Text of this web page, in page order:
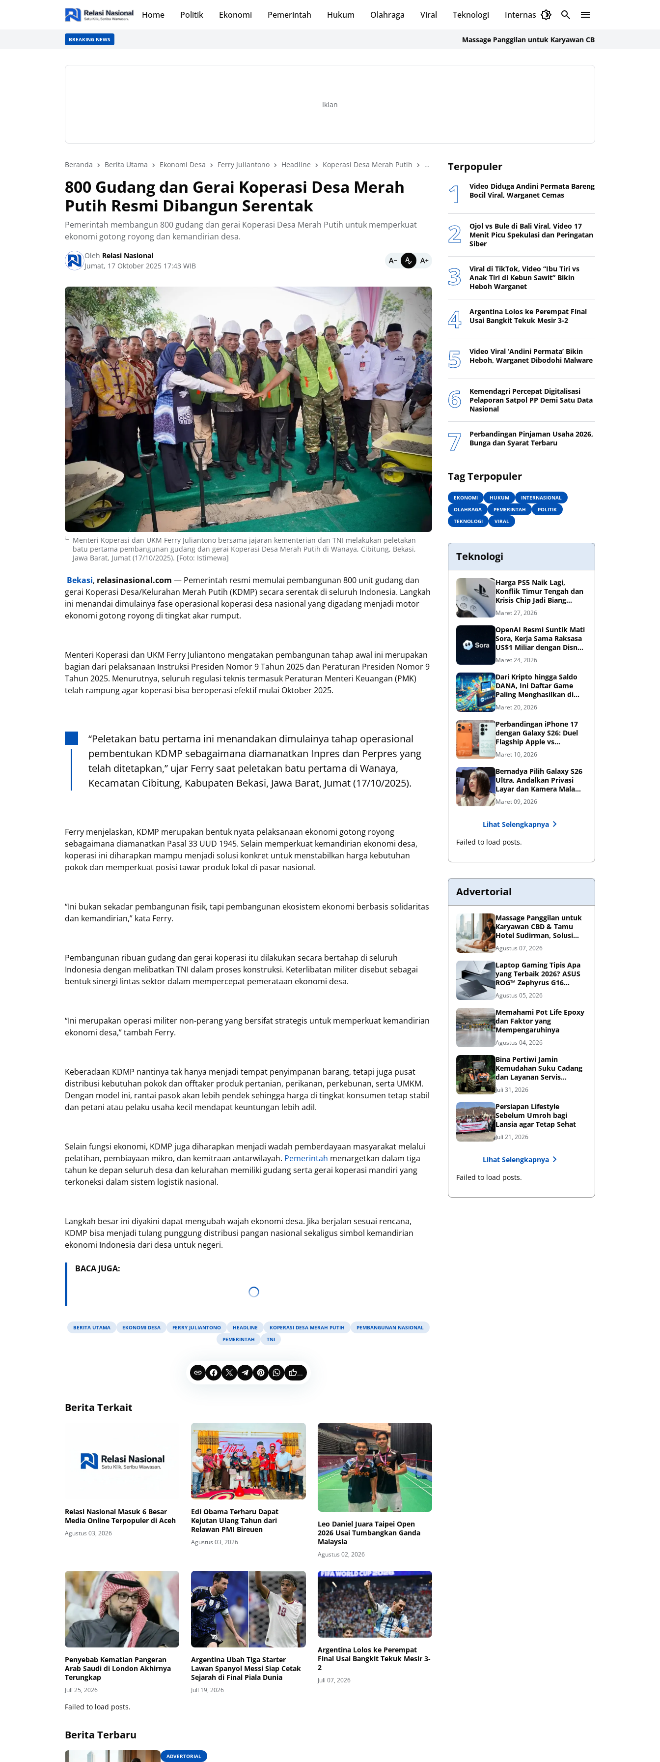
Home Politik Ekonomi Pemerintah Hukum Olahraga Viral Teknologi Internasional
BREAKING NEWS Massage Panggilan untuk Karyawan CBD & Tamu Hotel
Iklan
Beranda Berita Utama Ekonomi Desa Ferry Juliantono Headline Koperasi Desa Merah Putih Pembangunan Nasional
800 Gudang dan Gerai Koperasi Desa Merah
Putih Resmi Dibangun Serentak
Pemerintah membangun 800 gudang dan gerai Koperasi Desa Merah Putih untuk memperkuat
ekonomi gotong royong dan kemandirian desa.
Oleh Relasi Nasional
Jumat, 17 Oktober 2025 17:43 WIB
Menteri Koperasi dan UKM Ferry Juliantono bersama jajaran kementerian dan TNI melakukan peletakan
batu pertama pembangunan gudang dan gerai Koperasi Desa Merah Putih di Wanaya, Cibitung, Bekasi,
Jawa Barat, Jumat (17/10/2025). [Foto: Istimewa]
Bekasi, relasinasional.com — Pemerintah resmi memulai pembangunan 800 unit gudang dan
gerai Koperasi Desa/Kelurahan Merah Putih (KDMP) secara serentak di seluruh Indonesia. Langkah
ini menandai dimulainya fase operasional koperasi desa nasional yang digadang menjadi motor
ekonomi gotong royong di tingkat akar rumput.
Menteri Koperasi dan UKM Ferry Juliantono mengatakan pembangunan tahap awal ini merupakan
bagian dari pelaksanaan Instruksi Presiden Nomor 9 Tahun 2025 dan Peraturan Presiden Nomor 9
Tahun 2025. Menurutnya, seluruh regulasi teknis termasuk Peraturan Menteri Keuangan (PMK)
telah rampung agar koperasi bisa beroperasi efektif mulai Oktober 2025.
“Peletakan batu pertama ini menandakan dimulainya tahap operasional
pembentukan KDMP sebagaimana diamanatkan Inpres dan Perpres yang
telah ditetapkan,” ujar Ferry saat peletakan batu pertama di Wanaya,
Kecamatan Cibitung, Kabupaten Bekasi, Jawa Barat, Jumat (17/10/2025).
Ferry menjelaskan, KDMP merupakan bentuk nyata pelaksanaan ekonomi gotong royong
sebagaimana diamanatkan Pasal 33 UUD 1945. Selain memperkuat kemandirian ekonomi desa,
koperasi ini diharapkan mampu menjadi solusi konkret untuk menstabilkan harga kebutuhan
pokok dan memperkuat posisi tawar produk lokal di pasar nasional.
“Ini bukan sekadar pembangunan fisik, tapi pembangunan ekosistem ekonomi berbasis solidaritas
dan kemandirian,” kata Ferry.
Pembangunan ribuan gudang dan gerai koperasi itu dilakukan secara bertahap di seluruh
Indonesia dengan melibatkan TNI dalam proses konstruksi. Keterlibatan militer disebut sebagai
bentuk sinergi lintas sektor dalam mempercepat pemerataan ekonomi desa.
“Ini merupakan operasi militer non-perang yang bersifat strategis untuk memperkuat kemandirian
ekonomi desa,” tambah Ferry.
Keberadaan KDMP nantinya tak hanya menjadi tempat penyimpanan barang, tetapi juga pusat
distribusi kebutuhan pokok dan offtaker produk pertanian, perikanan, perkebunan, serta UMKM.
Dengan model ini, rantai pasok akan lebih pendek sehingga harga di tingkat konsumen tetap stabil
dan petani atau pelaku usaha kecil mendapat keuntungan lebih adil.
Selain fungsi ekonomi, KDMP juga diharapkan menjadi wadah pemberdayaan masyarakat melalui
pelatihan, pembiayaan mikro, dan kemitraan antarwilayah. Pemerintah menargetkan dalam tiga
tahun ke depan seluruh desa dan kelurahan memiliki gudang serta gerai koperasi mandiri yang
terkoneksi dalam sistem logistik nasional.
Langkah besar ini diyakini dapat mengubah wajah ekonomi desa. Jika berjalan sesuai rencana,
KDMP bisa menjadi tulang punggung distribusi pangan nasional sekaligus simbol kemandirian
ekonomi Indonesia dari desa untuk negeri.
BACA JUGA:
BERITA UTAMA EKONOMI DESA FERRY JULIANTONO HEADLINE KOPERASI DESA MERAH PUTIH
PEMBANGUNAN NASIONAL
PEMERINTAH
TNI
...
Berita Terkait
Relasi Nasional Masuk 6 Besar
Media Online Terpopuler di Aceh
Agustus 03, 2026
Edi Obama Terharu Dapat
Kejutan Ulang Tahun dari
Relawan PMI Bireuen
Agustus 03, 2026
Leo Daniel Juara Taipei Open
2026 Usai Tumbangkan Ganda
Malaysia
Agustus 02, 2026
Penyebab Kematian Pangeran
Arab Saudi di London Akhirnya
Terungkap
Juli 25, 2026
Argentina Ubah Tiga Starter
Lawan Spanyol Messi Siap Cetak
Sejarah di Final Piala Dunia
Juli 19, 2026
Argentina Lolos ke Perempat
Final Usai Bangkit Tekuk Mesir 3-
2
Juli 07, 2026
Failed to load posts.
Berita Terbaru
ADVERTORIAL
Terpopuler
Video Diduga Andini Permata Bareng
Bocil Viral, Warganet Cemas
Ojol vs Bule di Bali Viral, Video 17
Menit Picu Spekulasi dan Peringatan
Siber
Viral di TikTok, Video “Ibu Tiri vs
Anak Tiri di Kebun Sawit” Bikin
Heboh Warganet
Argentina Lolos ke Perempat Final
Usai Bangkit Tekuk Mesir 3-2
Video Viral ‘Andini Permata’ Bikin
Heboh, Warganet Dibodohi Malware
Kemendagri Percepat Digitalisasi
Pelaporan Satpol PP Demi Satu Data
Nasional
Perbandingan Pinjaman Usaha 2026,
Bunga dan Syarat Terbaru
Tag Terpopuler
EKONOMI HUKUM
INTERNASIONAL
OLAHRAGA
PEMERINTAH
POLITIK
TEKNOLOGI
VIRAL
Teknologi
Harga PS5 Naik Lagi,
Konflik Timur Tengah dan
Krisis Chip Jadi Biang
Kerok?
Maret 27, 2026
OpenAI Resmi Suntik Mati
Sora, Kerja Sama Raksasa
US$1 Miliar dengan Disney
Kandas
Maret 24, 2026
Dari Kripto hingga Saldo
DANA, Ini Daftar Game
Paling Menghasilkan di
2026
Maret 20, 2026
Perbandingan iPhone 17
dengan Galaxy S26: Duel
Flagship Apple vs
Samsung di Era AI
Maret 10, 2026
Bernadya Pilih Galaxy S26
Ultra, Andalkan Privasi
Layar dan Kamera Malam
untuk Berkarya
Maret 09, 2026
Lihat Selengkapnya
Failed to load posts.
Advertorial
Massage Panggilan untuk
Karyawan CBD & Tamu
Hotel Sudirman, Solusi
Relaksasi Praktis di
Tengah Kesibukan
Agustus 07, 2026
Laptop Gaming Tipis Apa
yang Terbaik 2026? ASUS
ROG™ Zephyrus G16
Portabel Jawabannya
Agustus 05, 2026
Memahami Pot Life Epoxy
dan Faktor yang
Mempengaruhinya
Agustus 04, 2026
Bina Pertiwi Jamin
Kemudahan Suku Cadang
dan Layanan Servis
Berkala Traktor Kubota
Juli 31, 2026
Persiapan Lifestyle
Sebelum Umroh bagi
Lansia agar Tetap Sehat
Juli 21, 2026
Lihat Selengkapnya
Failed to load posts.